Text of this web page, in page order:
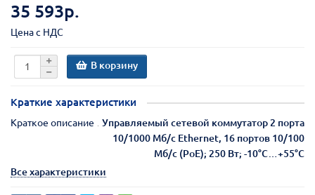
35 593р.
Цена с НДС
В корзину
Краткие характеристики
Краткое описание
Управляемый сетевой коммутатор 2 порта
10/1000 Мб/с Ethernet, 16 портов 10/100
Мб/с (PoE); 250 Вт; -10°C…+55°C
Все характеристики